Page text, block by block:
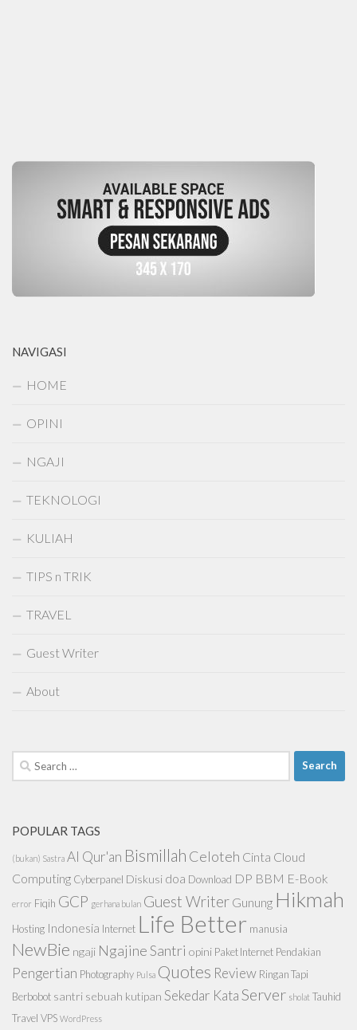
NAVIGASI
HOME
OPINI
NGAJI
TEKNOLOGI
KULIAH
TIPS n TRIK
TRAVEL
Guest Writer
About
Search
for:
POPULAR TAGS
(bukan) Sastra Al Qur'an Bismillah Celoteh Cinta Cloud
Computing Cyberpanel Diskusi doa Download DP BBM E-Book
error Fiqih GCP gerhana bulan Guest Writer Gunung Hikmah
Hosting Indonesia Internet Life Better manusia
NewBie ngaji Ngajine Santri opini Paket Internet Pendakian
Pengertian Photography Pulsa Quotes Review Ringan Tapi
Berbobot santri sebuah kutipan Sekedar Kata Server sholat Tauhid
Travel VPS WordPress